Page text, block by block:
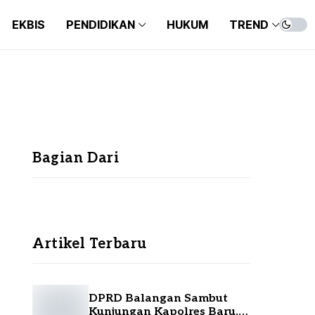
EKBIS PENDIDIKAN HUKUM TREND
SEPAKBOLA
OLAHRAGA
BEASISWA
Bagian Dari
Artikel Terbaru
DPRD Balangan Sambut
Kunjungan Kapolres Baru,